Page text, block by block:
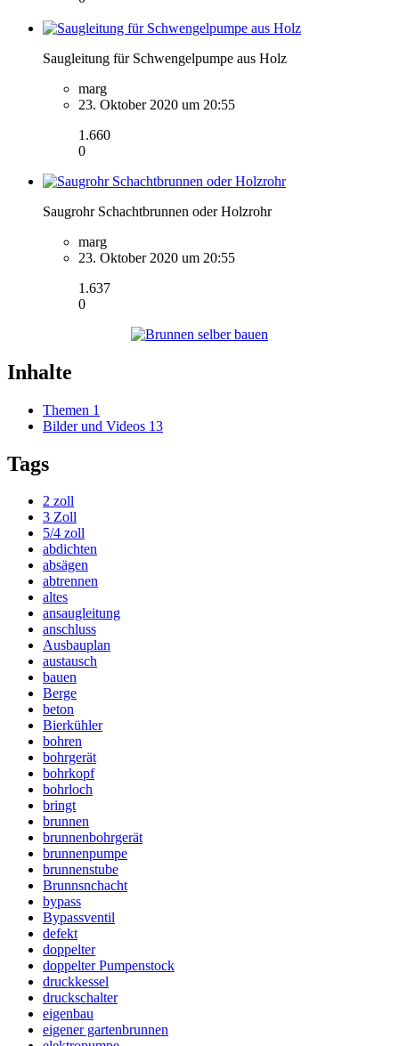
Saugleitung für Schwengelpumpe aus Holz
marg
23. Oktober 2020 um 20:55
1.660
0
Saugrohr Schachtbrunnen oder Holzrohr
marg
23. Oktober 2020 um 20:55
1.637
0
Inhalte
Themen 1
Bilder und Videos 13
Tags
2 zoll
3 Zoll
5/4 zoll
abdichten
absägen
abtrennen
altes
ansaugleitung
anschluss
Ausbauplan
austausch
bauen
Berge
beton
Bierkühler
bohren
bohrgerät
bohrkopf
bohrloch
bringt
brunnen
brunnenbohrgerät
brunnenpumpe
brunnenstube
Brunnsnchacht
bypass
Bypassventil
defekt
doppelter
doppelter Pumpenstock
druckkessel
druckschalter
eigenbau
eigener gartenbrunnen